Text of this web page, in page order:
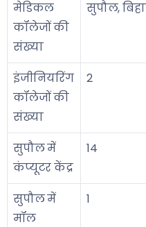
मेडिकल
कॉलेजों की
संख्या
सुपौल,
इंजीनियरिंग
कॉलेजों की
संख्या
2
सुपौल में
कंप्यूटर केंद्र
14
सुपौल में
मॉल
1